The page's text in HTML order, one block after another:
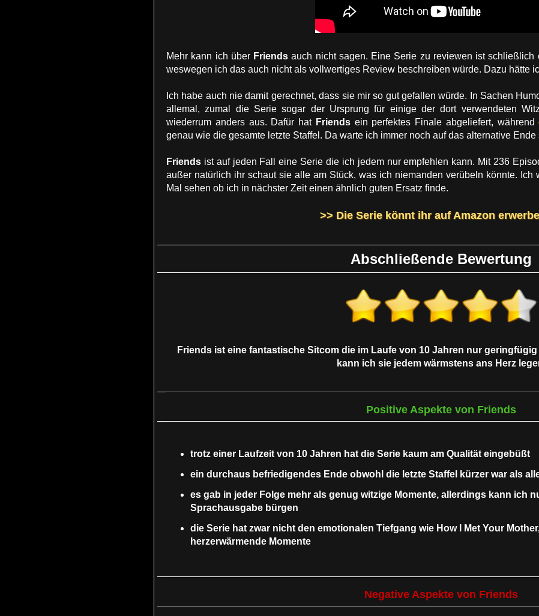
Mehr kann ich über Friends auch nicht sagen. Eine Serie zu reviewen ist
weswegen ich das auch nicht als vollwertiges Review beschreiben würde. Dazu hätte
Ich habe auch nie damit gerechnet, dass sie mir so gut gefallen würde. In Sachen
allemal, zumal die Serie sogar der Ursprung für einige der dort verwendeten
wiederrum anders aus. Dafür hatFriendsein perfektes Finale abgeliefert, während
genau wie die gesamte letzte Staffel. Da warte ich immer noch auf das alternative
Friends ist auf jeden Fall eine Serie die ich jedem nur empfehlen kann. Mit 236
außer natürlich ihr schaut sie alle am Stück, was ich niemanden verübeln könnte.
Mal sehen ob ich in nächster Zeit einen ähnlich guten Ersatz finde.
>> Die Serie könnt ihr auf Amazon
Abschließende Bewertung
Friends ist eine fantastische Sitcom die im Laufe von 10 Jahren nur
kann ich sie jedem wärmstens ans Herz
Positive Aspekte von Friends
trotz einer Laufzeit von 10 Jahren hat die Serie kaum am Qualität eingebüßt
ein durchaus befriedigendes Ende obwohl die letzte Staffel kürzer war als
es gab in jeder Folge mehr als genug witzige Momente, allerdings kann ich
Sprachausgabe bürgen
die Serie hat zwar nicht den emotionalen Tiefgang wie How I Met Your
herzerwärmende Momente
Negative Aspekte von Friends